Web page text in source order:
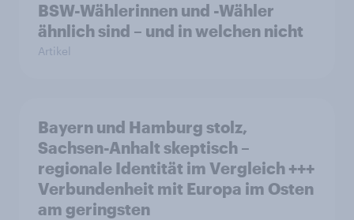
BSW-Wählerinnen und -Wähler
ähnlich sind – und in welchen nicht
Artikel
Bayern und Hamburg stolz,
Sachsen-Anhalt skeptisch –
regionale Identität im Vergleich +++
Verbundenheit mit Europa im Osten
am geringsten